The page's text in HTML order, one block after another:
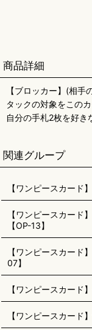
商品詳細
【ブロッカー】(相
タックの対象をこの
自分の手札2枚を好き
関連グループ
【ワンピースカード
【ワンピースカード
【OP-13】
【ワンピースカード
07】
【ワンピースカード
【ワンピースカード